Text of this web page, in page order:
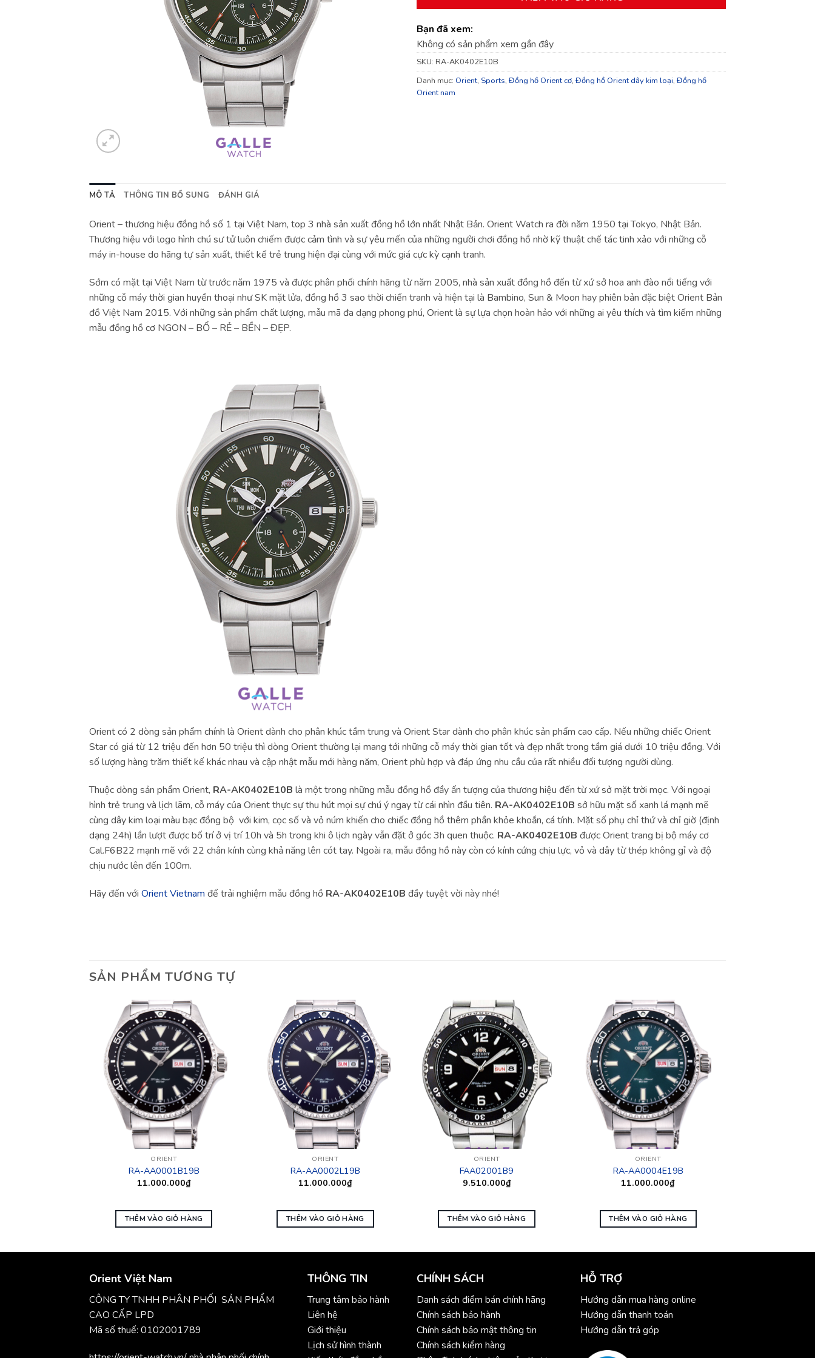
Bạn đã xem:
Không có sản phẩm xem gần đây
SKU: RA-AK0402E10B
Danh mục: Orient, Sports, Đồng hồ Orient cơ, Đồng hồ Orient dây kim loại, Đồng hồ
Orient nam
MÔ TẢ THÔNG TIN BỔ SUNG ĐÁNH GIÁ
Orient – thương hiệu đồng hồ số 1 tại Việt Nam, top 3 nhà sản xuất đồng hồ lớn nhất Nhật Bản. Orient Watch ra đời năm 1950 tại Tokyo, Nhật Bản.
Thương hiệu với logo hình chú sư tử luôn chiếm được cảm tình và sự yêu mến của những người chơi đồng hồ nhờ kỹ thuật chế tác tinh xảo với những cỗ
máy in-house do hãng tự sản xuất, thiết kế trẻ trung hiện đại cùng với mức giá cực kỳ cạnh tranh.
Sớm có mặt tại Việt Nam từ trước năm 1975 và được phân phối chính hãng từ năm 2005, nhà sản xuất đồng hồ đến từ xứ sở hoa anh đào nổi tiếng với
những cỗ máy thời gian huyền thoại như SK mặt lửa, đồng hồ 3 sao thời chiến tranh và hiện tại là Bambino, Sun & Moon hay phiên bản đặc biệt Orient Bản
đồ Việt Nam 2015. Với những sản phẩm chất lượng, mẫu mã đa dạng phong phú, Orient là sự lựa chọn hoàn hảo với những ai yêu thích và tìm kiếm những
mẫu đồng hồ cơ NGON – BỔ – RẺ – BỀN – ĐẸP.
Orient có 2 dòng sản phẩm chính là Orient dành cho phân khúc tầm trung và Orient Star dành cho phân khúc sản phẩm cao cấp. Nếu những chiếc Orient
Star có giá từ 12 triệu đến hơn 50 triệu thì dòng Orient thường lại mang tới những cỗ máy thời gian tốt và đẹp nhất trong tầm giá dưới 10 triệu đồng. Với
số lượng hàng trăm thiết kế khác nhau và cập nhật mẫu mới hàng năm, Orient phù hợp và đáp ứng nhu cầu của rất nhiều đối tượng người dùng.
Thuộc dòng sản phẩm Orient, RA-AK0402E10B là một trong những mẫu đồng hồ đầy ấn tượng của thương hiệu đến từ xứ sở mặt trời mọc. Với ngoại
hình trẻ trung và lịch lãm, cỗ máy của Orient thực sự thu hút mọi sự chú ý ngay từ cái nhìn đầu tiên. RA-AK0402E10B sở hữu mặt số xanh lá mạnh mẽ
cùng dây kim loại màu bạc đồng bộ với kim, cọc số và vỏ núm khiến cho chiếc đồng hồ thêm phần khỏe khoắn, cá tính. Mặt số phụ chỉ thứ và chỉ giờ (định
dạng 24h) lần lượt được bố trí ở vị trí 10h và 5h trong khi ô lịch ngày vẫn đặt ở góc 3h quen thuộc. RA-AK0402E10B được Orient trang bị bộ máy cơ
Cal.F6B22 mạnh mẽ với 22 chân kính cùng khả năng lên cót tay. Ngoài ra, mẫu đồng hồ này còn có kính cứng chịu lực, vỏ và dây từ thép không gỉ và độ
chịu nước lên đến 100m.
Hãy đến với Orient Vietnam để trải nghiệm mẫu đồng hồ RA-AK0402E10B đầy tuyệt vời này nhé!
SẢN PHẨM TƯƠNG TỰ
ORIENT
RA-AA0001B19B
11.000.000₫
THÊM VÀO GIỎ HÀNG
ORIENT
RA-AA0002L19B
11.000.000₫
THÊM VÀO GIỎ HÀNG
ORIENT
FAA02001B9
9.510.000₫
THÊM VÀO GIỎ HÀNG
ORIENT
RA-AA0004E19B
11.000.000₫
THÊM VÀO GIỎ HÀNG
Orient Việt Nam
CÔNG TY TNHH PHÂN PHỐI SẢN PHẨM
CAO CẤP LPD
Mã số thuế: 0102001789
THÔNG TIN
Trung tâm bảo hành
Liên hệ
Giới thiệu
Lịch sử hình thành
CHÍNH SÁCH
Danh sách điểm bán chính hãng
Chính sách bảo hành
Chính sách bảo mật thông tin
Chính sách kiểm hàng
HỖ TRỢ
Hướng dẫn mua hàng online
Hướng dẫn thanh toán
Hướng dẫn trả góp